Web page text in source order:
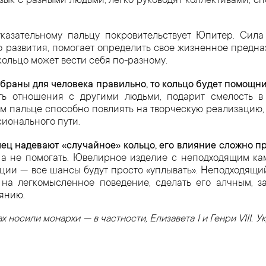
пальцу покровительствует Юпитер.
развития, помогает определить свое жизненное
может вести себя по-разному.
для человека правильно, то кольцо будет
отношения с другими людьми, подарит смелость
пальце способно повлиять на творческую
пути.
надевают «случайное» кольцо, его влияние сложно
а не помогать. Ювелирное изделие с неподходящим
— все шансы будут просто «уплывать».
на легкомысленное поведение, сделать его алчным,
носили монархи — в частности, Елизавета I и Генри VIII.